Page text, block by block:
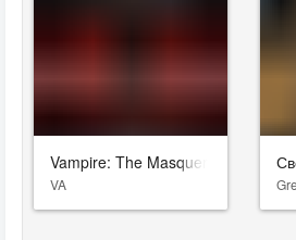
Vampire: The Masquerade -
VA